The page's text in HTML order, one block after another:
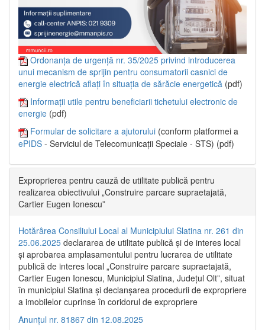
Ordonanța de urgență nr. 35/2025 privind introducerea
unui mecanism de sprijin pentru consumatorii casnici de
energie electrică aflați în situația de sărăcie energetică (pdf)
Informații utile pentru beneficiarii tichetului electronic de
energie (pdf)
Formular de solicitare a ajutorului (conform platformei a
ePIDS - Serviciul de Telecomunicații Speciale - STS) (pdf)
Exproprierea pentru cauză de utilitate publică pentru
realizarea obiectivului „Construire parcare supraetajată,
Cartier Eugen Ionescu”
Hotărârea Consiliului Local al Municipiului Slatina nr. 261 din
25.06.2025 declararea de utilitate publică și de interes local
și aprobarea amplasamentului pentru lucrarea de utilitate
publică de interes local „Construire parcare supraetajată,
Cartier Eugen Ionescu, Municipiul Slatina, Județul Olt”, situat
în municipiul Slatina și declanșarea procedurii de expropriere
a imobilelor cuprinse în coridorul de expropriere
Anunțul nr. 81867 din 12.08.2025